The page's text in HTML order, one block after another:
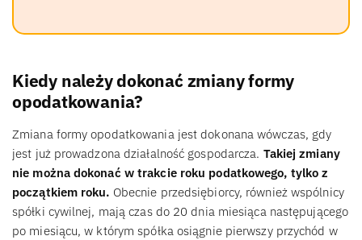
Kiedy należy dokonać zmiany formy
opodatkowania?
Zmiana formy opodatkowania jest dokonana wówczas, gdy
jest już prowadzona działalność gospodarcza. Takiej zmiany
nie można dokonać w trakcie roku podatkowego, tylko z
początkiem roku. Obecnie przedsiębiorcy, również wspólnicy
spółki cywilnej, mają czas do 20 dnia miesiąca następującego
po miesiącu, w którym spółka osiągnie pierwszy przychód w